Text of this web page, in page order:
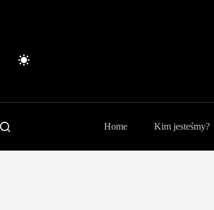
Home Kim jesteśmy?